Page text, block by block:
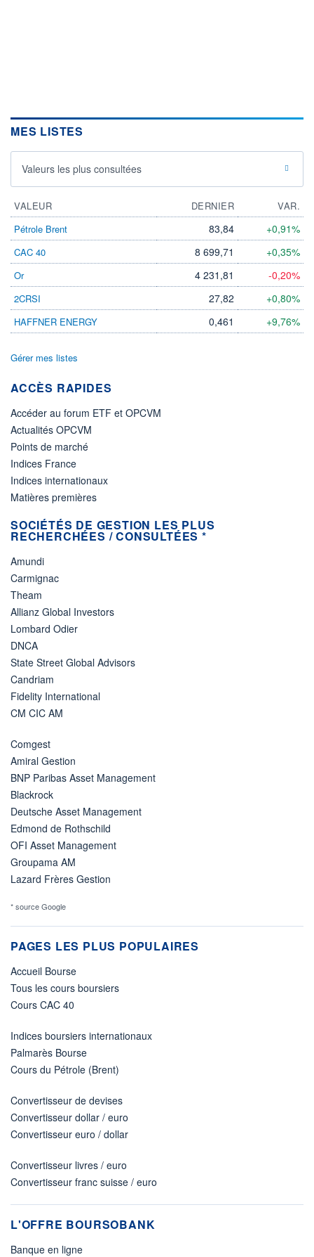
MES LISTES
Valeurs les plus consultées
VALEUR DERNIER
VAR.
Pétrole Brent
83,84 +0,91%
CAC 40 8 699,71 +0,35%
Or 4 231,81 -0,20%
2CRSI 27,82 +0,80%
HAFFNER ENERGY 0,461 +9,76%
Gérer mes listes
ACCÈS RAPIDES
Accéder au forum ETF et OPCVM
Actualités OPCVM
Points de marché
Indices France
Indices internationaux
Matières premières
SOCIÉTÉS DE GESTION LES PLUS
RECHERCHÉES / CONSULTÉES *
Amundi
Carmignac
Theam
Allianz Global Investors
Lombard Odier
DNCA
State Street Global Advisors
Candriam
Fidelity International
CM CIC AM
Comgest
Amiral Gestion
BNP Paribas Asset Management
Blackrock
Deutsche Asset Management
Edmond de Rothschild
OFI Asset Management
Groupama AM
Lazard Frères Gestion
* source Google
PAGES LES PLUS POPULAIRES
Accueil Bourse
Tous les cours boursiers
Cours CAC 40
Indices boursiers internationaux
Palmarès Bourse
Cours du Pétrole (Brent)
Convertisseur de devises
Convertisseur dollar / euro
Convertisseur euro / dollar
Convertisseur livres / euro
Convertisseur franc suisse / euro
L'OFFRE BOURSOBANK
Banque en ligne